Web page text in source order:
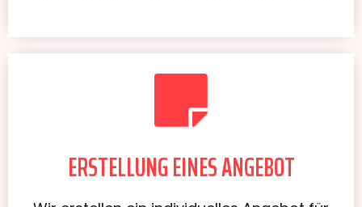
ERSTELLUNG EINES ANGEBOT